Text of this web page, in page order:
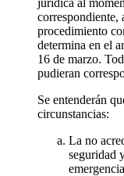
correspondiente,
procedimiento
determina en el
16 de marzo.
pudieran
Se entenderán
circunstancias:
La no
seguridad